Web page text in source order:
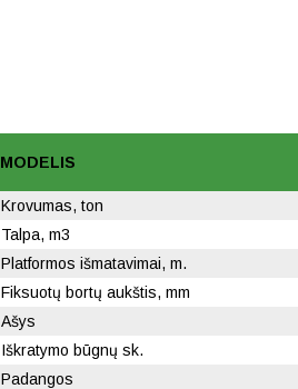
MODELIS
Krovumas, ton
Talpa, m3
Platformos išmatavimai, m.
Fiksuotų bortų aukštis, mm
Ašys
Iškratymo būgnų sk.
Padangos